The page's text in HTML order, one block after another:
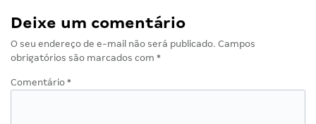
Deixe um comentário
O seu endereço de e-mail não será publicado. Campos
obrigatórios são marcados com *
Comentário *